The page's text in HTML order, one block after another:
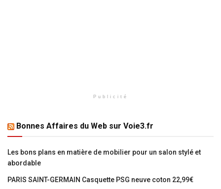
Publicité
Bonnes Affaires du Web sur Voie3.fr
Les bons plans en matière de mobilier pour un salon stylé et
abordable
PARIS SAINT-GERMAIN Casquette PSG neuve coton 22,99€